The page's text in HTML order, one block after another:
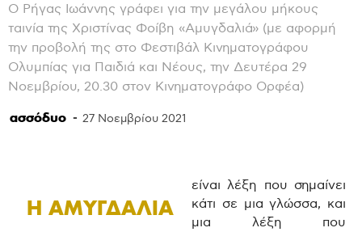
Ο Ρήγας Ιωάννης γράφει για την μεγάλου μήκους
ταινία της Χριστίνας Φοίβη «Αμυγδαλιά» (με αφορμή
την προβολή της στο Φεστιβάλ Κινηματογράφου
Ολυμπίας για Παιδιά και Νέους, την Δευτέρα 29
Νοεμβρίου, 20.30 στον Κινηματογράφο Ορφέα)
ασσόδυο - 27 Νοεμβρίου 2021
H ΑΜΥΓΔΑΛΙΑ
είναι λέξη που σημαίνει
κάτι σε μια γλώσσα, και
μια λέξη που